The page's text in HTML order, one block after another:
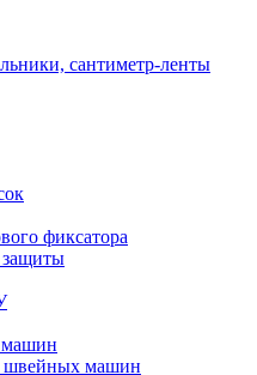
сантиметр-ленты
фиксатора
защиты
швейных машин